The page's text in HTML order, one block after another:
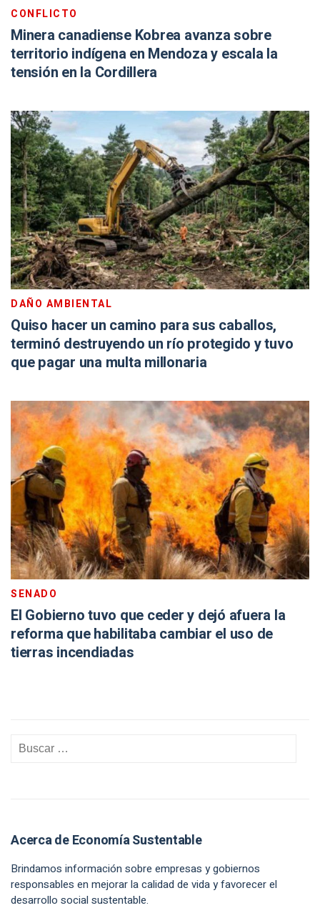
CONFLICTO
Minera canadiense Kobrea avanza sobre
territorio indígena en Mendoza y escala la
tensión en la Cordillera
DAÑO AMBIENTAL
Quiso hacer un camino para sus caballos,
terminó destruyendo un río protegido y tuvo
que pagar una multa millonaria
SENADO
El Gobierno tuvo que ceder y dejó afuera la
reforma que habilitaba cambiar el uso de
tierras incendiadas
Acerca de Economía Sustentable
Brindamos información sobre empresas y gobiernos
responsables en mejorar la calidad de vida y favorecer el
desarrollo social sustentable.